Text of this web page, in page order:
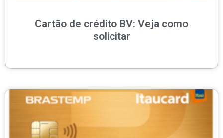
Cartão de crédito BV: Veja como
solicitar